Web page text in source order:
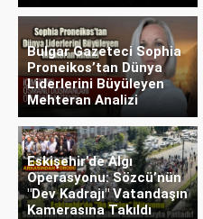
Bulgar Gazeteci Sophia
Proneikos’tan Dünya
Liderlerini Büyüleyen
Mehteran Analizi
Eskişehir’de Algı
Operasyonu: Sözcü’nün
"Dev Kadrajı" Vatandaşın
Kamerasına Takıldı